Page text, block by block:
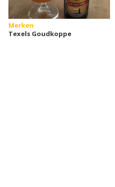
Merken
Texels Goudkoppe